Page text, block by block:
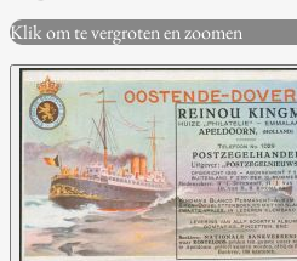
Klik om te vergroten en zoomen